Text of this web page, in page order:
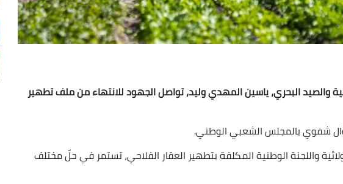
والصيد البحري، ياسين المهدي وليد، تواصل الجهود للانتهاء من ملف تطهير
شفوي بالمجلس الشعبي الوطني.
واللجنة الوطنية المكلفة بتطهير العقار الفلاحي، تستمر في حلّ مختلف